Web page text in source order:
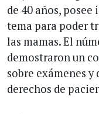
de 40 años,
tema para poder
las mamas. El
demostraron un
sobre exámenes
derechos de